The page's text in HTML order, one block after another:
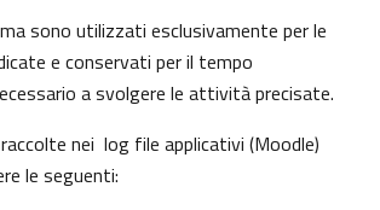
sono utilizzati esclusivamente per le
e conservati per il tempo
a svolgere le attività precisate.
nei log file applicativi (Moodle)
le seguenti: